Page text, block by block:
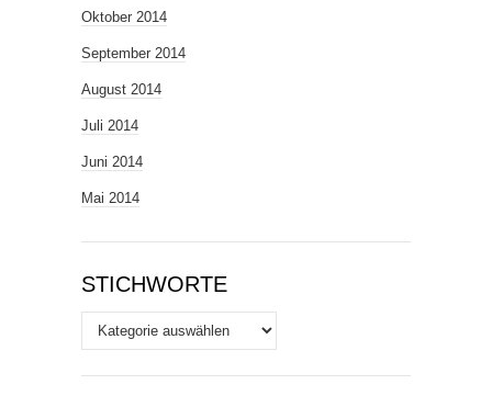
Oktober 2014
September 2014
August 2014
Juli 2014
Juni 2014
Mai 2014
STICHWORTE
Stichworte